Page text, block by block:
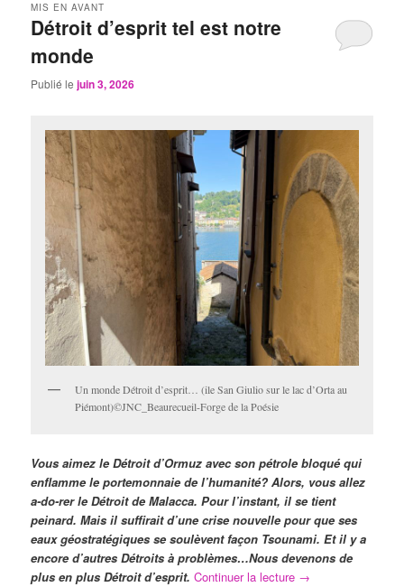
Détroit d’esprit tel est notre
monde
MIS EN AVANT
Publié lejuin 3, 2026
Un monde Détroit d’esprit… (ile San Giulio sur le lac d’Orta au
Piémont)©JNC_Beaurecueil-Forge de la Poésie
Vous aimez le Détroit d’Ormuz avec son pétrole bloqué qui
enflamme le portemonnaie de l’humanité? Alors, vous allez
a-do-rer le Détroit de Malacca. Pour l’instant, il se tient
peinard. Mais il suffirait d’une crise nouvelle pour que ses
eaux géostratégiques se soulèvent façon Tsounami. Et il y a
encore d’autres Détroits à problèmes…Nous devenons de
plus en plus Détroit d’esprit. Continuer la lecture →